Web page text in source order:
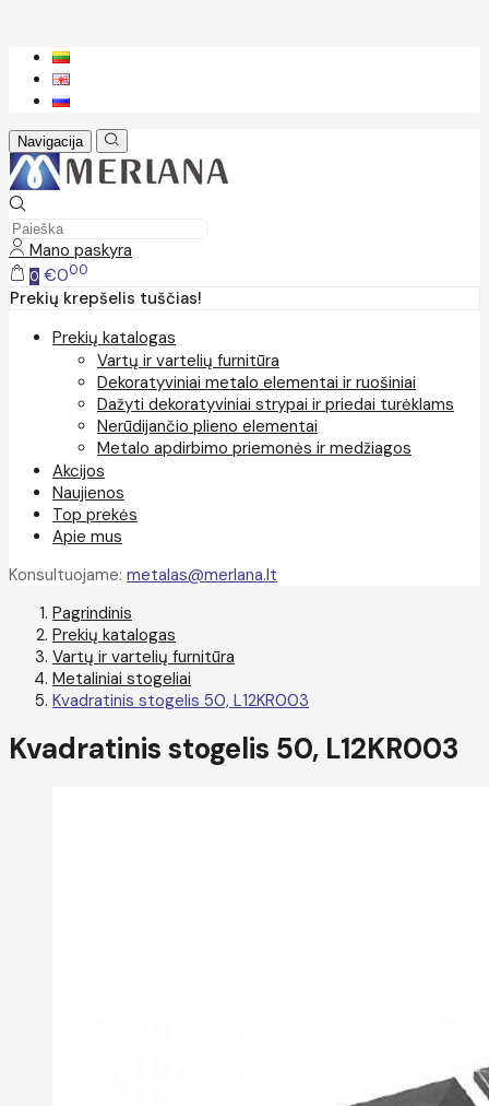
Navigacija
Mano paskyra
0 €000
Prekių krepšelis tuščias!
Prekių katalogas
Vartų ir vartelių furnitūra
Dekoratyviniai metalo elementai ir ruošiniai
Dažyti dekoratyviniai strypai ir priedai turėklams
Nerūdijančio plieno elementai
Metalo apdirbimo priemonės ir medžiagos
Akcijos
Naujienos
Top prekės
Apie mus
Konsultuojame: metalas@merlana.lt
Pagrindinis
Prekių katalogas
Vartų ir vartelių furnitūra
Metaliniai stogeliai
Kvadratinis stogelis 50, L12KR003
Kvadratinis stogelis 50, L12KR003